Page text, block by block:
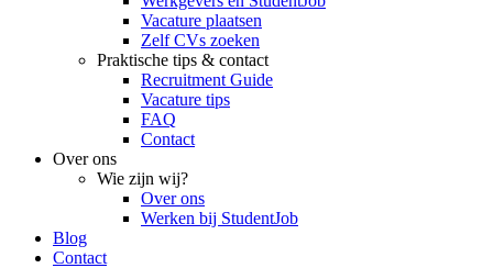
Vacature plaatsen
Zelf CVs zoeken
Praktische tips & contact
Recruitment Guide
Vacature tips
FAQ
Contact
Over ons
Wie zijn wij?
Over ons
Werken bij StudentJob
Blog
Contact